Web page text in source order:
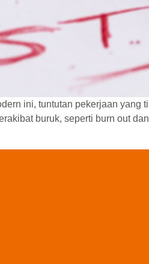
ini, tuntutan pekerjaan yang
buruk, seperti burn out